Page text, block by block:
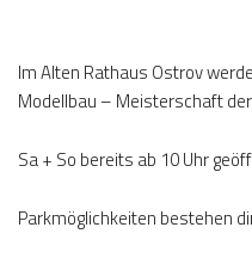
Im Alten Rathaus Ostrov
Modellbau – Meisterschaft
Sa + So bereits ab 10 Uhr
Parkmöglichkeiten bestehen